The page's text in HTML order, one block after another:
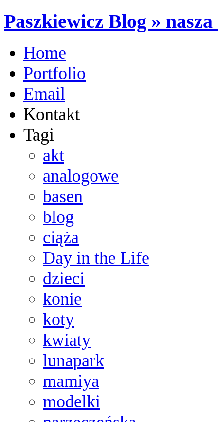
Paszkiewicz Blog »
Home
Portfolio
Email
Kontakt
Tagi
akt
analogowe
basen
blog
ciąża
Day in the Life
dzieci
konie
koty
kwiaty
lunapark
mamiya
modelki